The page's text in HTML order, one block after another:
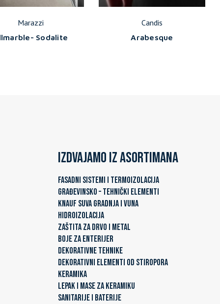
Marazzi
Sodalite
Candis
Arabesque
Izdvajamo iz asortimana
FASADNI SISTEMI I TERMOIZOLACIJA
GRAĐEVINSKO – TEHNIČKI ELEMENTI
KNAUF SUVA GRADNJA I VUNA
HIDROIZOLACIJA
ZAŠTITA ZA DRVO I METAL
BOJE ZA ENTERIJER
DEKORATIVNE TEHNIKE
DEKORATIVNI ELEMENTI OD STIROPORA
KERAMIKA
LEPAK I MASE ZA KERAMIKU
SANITARIJE I BATERIJE